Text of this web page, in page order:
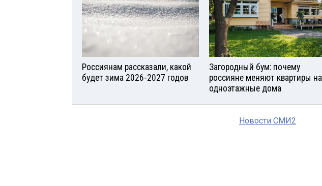
Россиянам рассказали, какой
будет зима 2026-2027 годов
Загородный бум: почему
россияне меняют квартиры на
одноэтажные дома
Новости СМИ2